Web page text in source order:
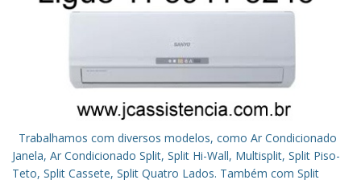
Trabalhamos com diversos modelos, como Ar Condicionado
Janela, Ar Condicionado Split, Split Hi-Wall, Multisplit, Split Piso-
Teto, Split Cassete, Split Quatro Lados. Também com Split